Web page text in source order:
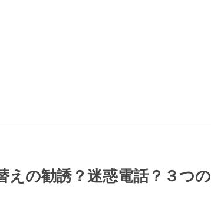
えの勧誘？迷惑電話？３つ